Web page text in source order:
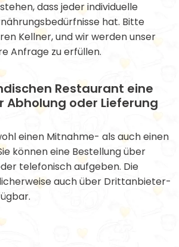
dass jeder individuelle
hat. Bitte
Kellner, und wir werden unser
Anfrage zu erfüllen.
Restaurant eine
Abholung oder Lieferung
einen Mitnahme- als auch einen
können eine Bestellung über
telefonisch aufgeben. Die
auch über Drittanbieter-